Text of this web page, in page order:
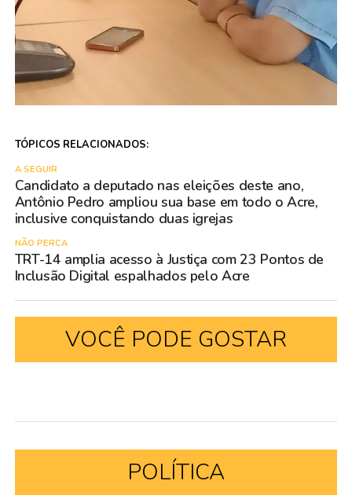
TÓPICOS RELACIONADOS:
A SEGUIR
Candidato a deputado nas eleições deste ano,
Antônio Pedro ampliou sua base em todo o Acre,
inclusive conquistando duas igrejas
NÃO PERCA
TRT-14 amplia acesso à Justiça com 23 Pontos de
Inclusão Digital espalhados pelo Acre
VOCÊ PODE GOSTAR
POLÍTICA